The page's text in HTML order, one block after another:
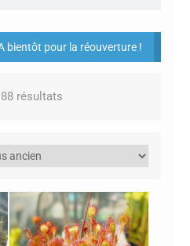
bientôt pour la réouverture !
résultatsTrié
récent
ancien